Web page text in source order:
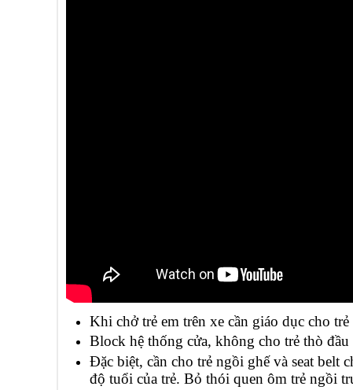
Khi chở trẻ em trên xe cần giáo dục cho
Block hệ thống cửa, không cho trẻ thò
Đặc biệt, cần cho trẻ ngồi ghế và seat belt
độ tuổi của trẻ. Bỏ thói quen ôm trẻ ngồi